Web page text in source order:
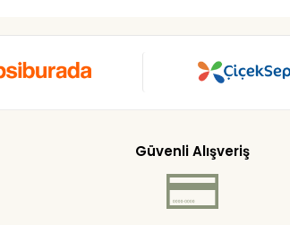
Güvenli Alışveriş